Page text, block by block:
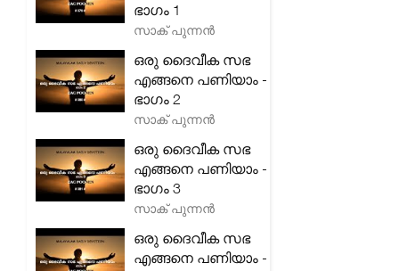
ഭാഗം 1
സാക് പുന്നൻ
ഒരു ദൈവീക സഭ
എങ്ങനെ പണിയാം -
ഭാഗം 2
സാക് പുന്നൻ
ഒരു ദൈവീക സഭ
എങ്ങനെ പണിയാം -
ഭാഗം 3
സാക് പുന്നൻ
ഒരു ദൈവീക സഭ
എങ്ങനെ പണിയാം -